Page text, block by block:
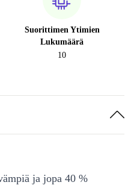
Suorittimen Ytimien
Lukumäärä
10
ja jopa 40 %